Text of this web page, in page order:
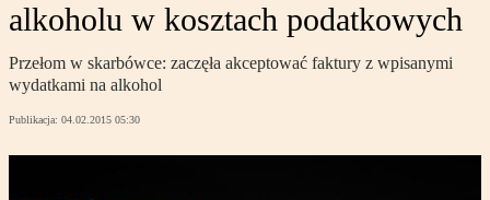
alkoholu w kosztach podatkowych
Przełom w skarbówce: zaczęła akceptować faktury z wpisanymi
wydatkami na alkohol
Publikacja: 04.02.2015 05:30